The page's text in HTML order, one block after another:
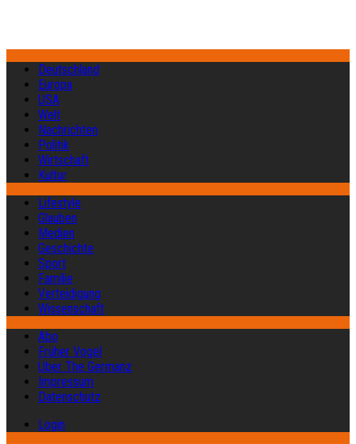
Deutschland
Europa
USA
Welt
Nachrichten
Politik
Wirtschaft
Kultur
Lifestyle
Glauben
Medien
Geschichte
Sport
Familie
Verteidigung
Wissenschaft
Abo
Früher Vogel
Über The Germanz
Impressum
Datenschutz
Login